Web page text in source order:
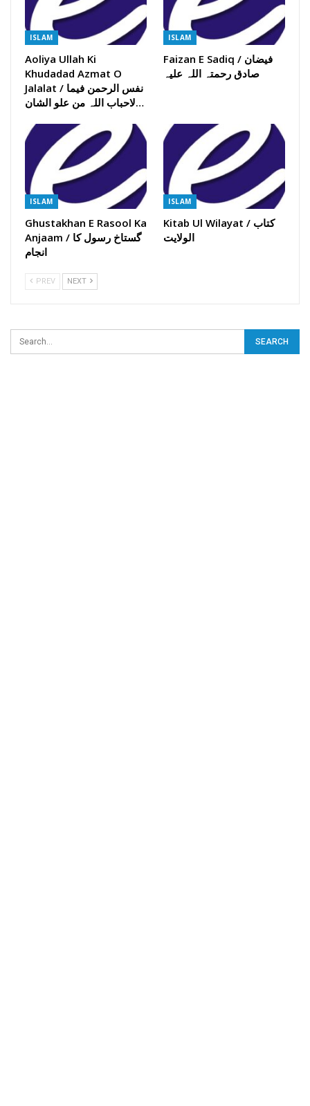
ISLAM
Aoliya Ullah Ki
Khudadad Azmat O
Jalalat / نفس الرحمن فیما
لاحباب اللہ من علو الشان…
ISLAM
Faizan E Sadiq / فیضان
صادق رحمتہ اللہ علیہ
ISLAM
Ghustakhan E Rasool Ka
Anjaam / گستاخ رسول کا
انجام
ISLAM
Kitab Ul Wilayat / کتاب
الولایت
PREV NEXT